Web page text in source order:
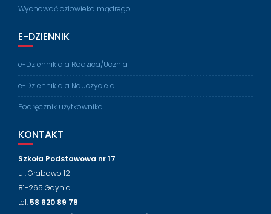
Wychować człowieka mądrego
E-DZIENNIK
e-Dziennik dla Rodzica/Ucznia
e-Dziennik dla Nauczyciela
Podręcznik użytkownika
KONTAKT
Szkoła Podstawowa nr 17
ul. Grabowo 12
81-265 Gdynia
tel. 58 620 89 78